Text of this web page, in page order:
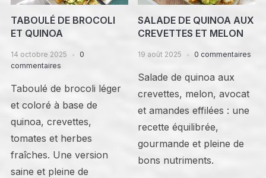
TABOULÉ DE BROCOLI
ET QUINOA
14 octobre 2025
0
commentaires
Taboulé de brocoli léger
et coloré à base de
quinoa, crevettes,
tomates et herbes
fraîches. Une version
saine et pleine de
SALADE DE QUINOA AUX
CREVETTES ET MELON
19 août 2025 0 commentaires
Salade de quinoa aux
crevettes, melon, avocat
et amandes effilées : une
recette équilibrée,
gourmande et pleine de
bons nutriments.